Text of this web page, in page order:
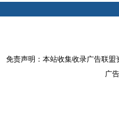
免责声明：本站收集收录广告联
广